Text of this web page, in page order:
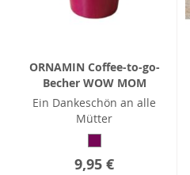
ORNAMIN Coffee-to-go-
Becher WOW MOM
Ein Dankeschön an alle
Mütter
9,95 €